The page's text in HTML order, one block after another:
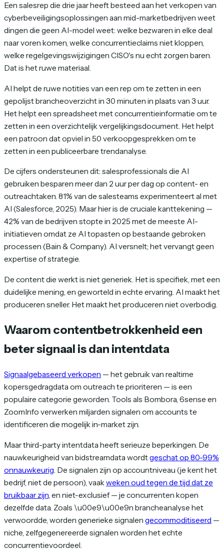
Een salesrep die drie jaar heeft besteed aan het verkopen van
cyberbeveiligingsoplossingen aan mid-marketbedrijven weet
dingen die geen AI-model weet: welke bezwaren in elke deal
naar voren komen, welke concurrentieclaims niet kloppen,
welke regelgevingswijzigingen CISO's nu echt zorgen baren.
Dat is het ruwe materiaal.
AI helpt de ruwe notities van een rep om te zetten in een
gepolijst brancheoverzicht in 30 minuten in plaats van 3 uur.
Het helpt een spreadsheet met concurrentieinformatie om te
zetten in een overzichtelijk vergelijkingsdocument. Het helpt
een patroon dat opviel in 50 verkoopgesprekken om te
zetten in een publiceerbare trendanalyse.
De cijfers ondersteunen dit: salesprofessionals die AI
gebruiken besparen meer dan 2 uur per dag op content- en
outreachtaken. 81% van de salesteams experimenteert al met
AI (Salesforce, 2025). Maar hier is de cruciale kanttekening —
42% van de bedrijven stopte in 2025 met de meeste AI-
initiatieven omdat ze AI topasten op bestaande gebroken
processen (Bain & Company). AI versnelt; het vervangt geen
expertise of strategie.
De content die werkt is niet generiek. Het is specifiek, met een
duidelijke mening, en geworteld in echte ervaring. AI maakt het
produceren sneller. Het maakt het produceren niet overbodig.
Waarom contentbetrokkenheid een
beter signaal is dan intentdata
Signaalgebaseerd verkopen — het gebruik van realtime
kopersgedragdata om outreach te prioriteren — is een
populaire categorie geworden. Tools als Bombora, 6sense en
ZoomInfo verwerken miljarden signalen om accounts te
identificeren die mogelijk in-market zijn.
Maar third-party intentdata heeft serieuze beperkingen. De
nauwkeurigheid van bidstreamdata wordtgeschat op 80-99%
onnauwkeurig. De signalen zijn op accountniveau (je kent het
bedrijf, niet de persoon), vaakweken oud tegen de tijd dat ze
bruikbaar zijn, en niet-exclusief — je concurrenten kopen
dezelfde data. Zoals \u00e9\u00e9n brancheanalyse het
verwoordde, worden generieke signalen gecommoditiseerd —
niche, zelfgegenereerde signalen worden het echte
concurrentievoordeel.